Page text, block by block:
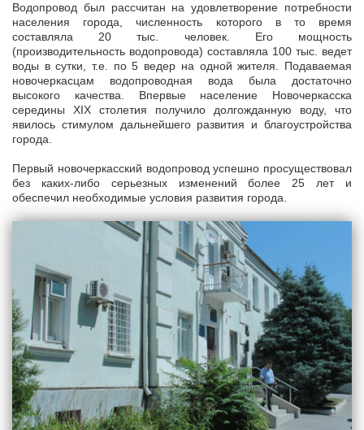
Водопровод был рассчитан на удовлетворение потребности
населения города, численность которого в то время
составляла 20 тыс. человек. Его мощность
(производительность водопровода) составляла 100 тыс. ведет
воды в сутки, т.е. по 5 ведер на одной жителя. Подаваемая
новочеркасцам водопроводная вода была достаточно
высокого качества. Впервые население Новочеркасска
середины XIX столетия получило долгожданную воду, что
явилось стимулом дальнейшего развития и благоустройства
города.
Первый новочеркасский водопровод успешно просуществовал
без каких-либо серьезных изменений более 25 лет и
обеспечил необходимые условия развития города.